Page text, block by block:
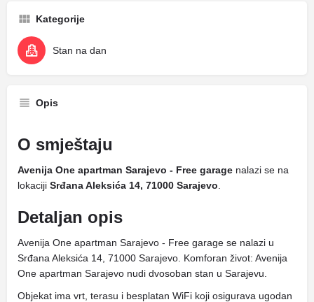
Kategorije
Stan na dan
Opis
O smještaju
Avenija One apartman Sarajevo - Free garage nalazi se na
lokaciji Srđana Aleksića 14, 71000 Sarajevo
Detaljan opis
Avenija One apartman Sarajevo - Free garage se nalazi u
Srđana Aleksića 14, 71000 Sarajevo. Komforan život: Avenija
One apartman Sarajevo nudi dvosoban stan u Sarajevu.
Objekat ima vrt, terasu i besplatan WiFi koji osigurava ugodan